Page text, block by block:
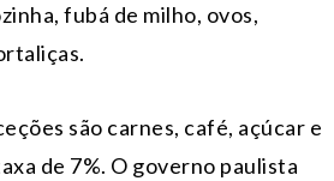
fubá de milho, ovos,
são carnes, café, açúcar e
de 7%. O governo paulista